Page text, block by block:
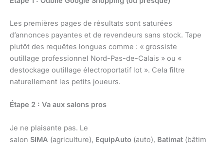
Les premières pages de résultats sont saturées
d’annonces payantes et de revendeurs sans stock. Tape
plutôt des requêtes longues comme : « grossiste
outillage professionnel Nord-Pas-de-Calais » ou «
destockage outillage électroportatif lot ». Cela filtre
naturellement les petits joueurs.
Étape 2 : Va aux salons pros
Je ne plaisante pas. Le
salon SIMA (agriculture), EquipAuto (auto), Batimat (bâtim